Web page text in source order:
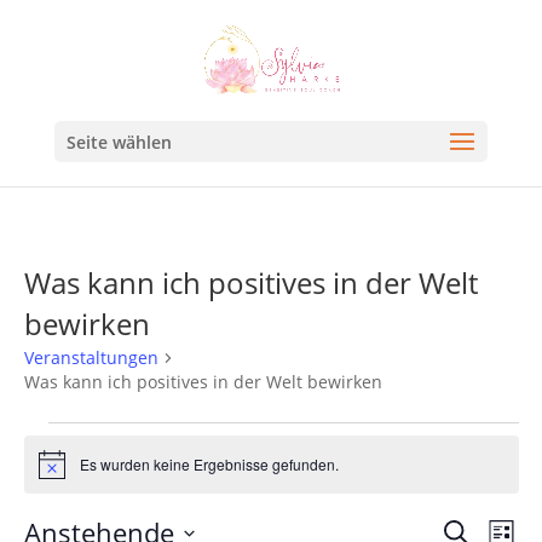
Seite wählen
Was kann ich positives in der Welt
bewirken
Veranstaltungen
Was kann ich positives in der Welt bewirken
HinweisEs wurden keine Ergebnisse gefunden.
Suche
Anstehende